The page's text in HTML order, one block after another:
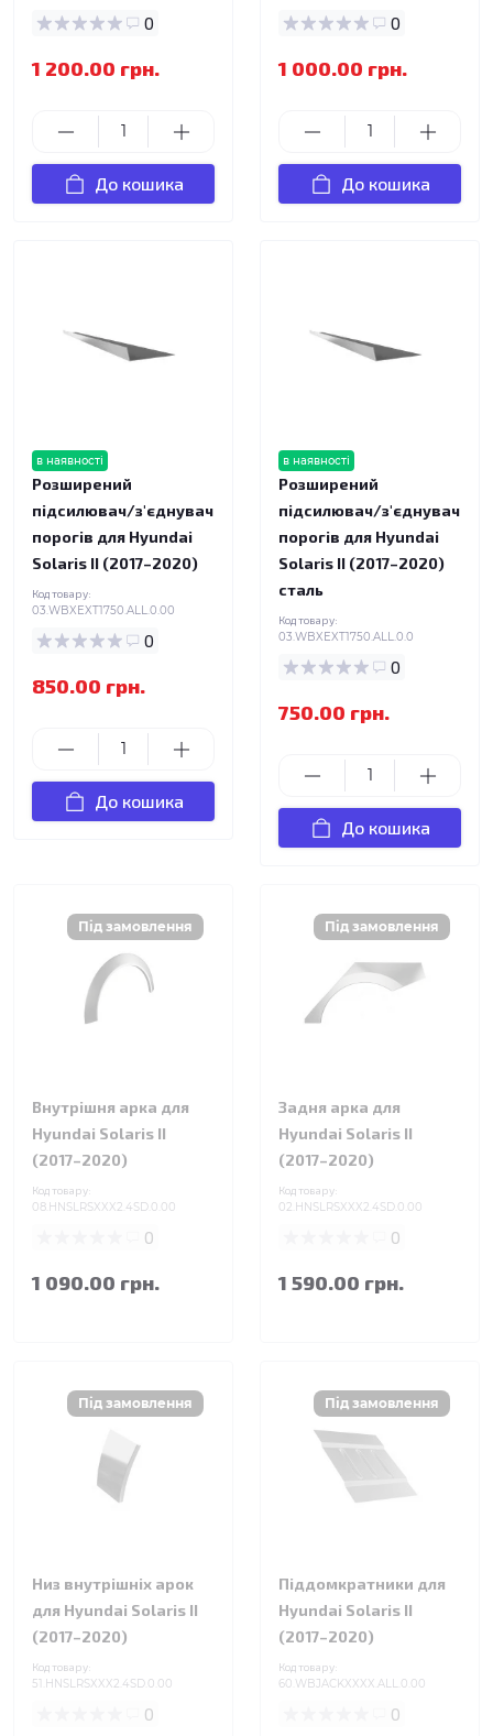
0
1 200.00 грн.
До кошика
0
1 000.00 грн.
До кошика
в наявності
Розширений
підсилювач/з'єднувач
порогів для Hyundai
Solaris II (2017–2020)
Код товару:
03.WBXEXT1750.ALL.0.00
0
850.00 грн.
До кошика
в наявності
Розширений
підсилювач/з'єднувач
порогів для Hyundai
Solaris II (2017–2020)
сталь
Код товару:
03.WBXEXT1750.ALL.0.0
0
750.00 грн.
До кошика
Внутрішня арка для
Hyundai Solaris II
(2017–2020)
Код товару:
08.HNSLRSXXX2.4SD.0.00
0
1 090.00 грн.
Задня арка для
Hyundai Solaris II
(2017–2020)
Код товару:
02.HNSLRSXXX2.4SD.0.00
0
1 590.00 грн.
Низ внутрішніх арок
для Hyundai Solaris II
(2017–2020)
Код товару:
51.HNSLRSXXX2.4SD.0.00
0
Піддомкратники для
Hyundai Solaris II
(2017–2020)
Код товару:
60.WBJACKXXXX.ALL.0.00
0